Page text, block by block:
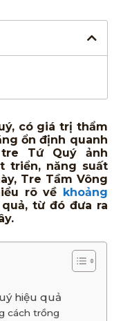
có giá trị thẩm
ổn định quanh
Tứ Quý ảnh
triển, năng suất
Tre Tầm Vông
rõ về khoảng
từ đó đưa ra
hiệu quả
cách trồng